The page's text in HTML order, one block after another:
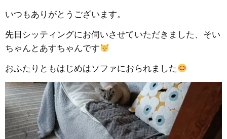
いつもありがとうございます。
先日シッティングにお伺いさせていただきました、そい
ちゃんとあすちゃんです
おふたりともはじめはソファにおられました